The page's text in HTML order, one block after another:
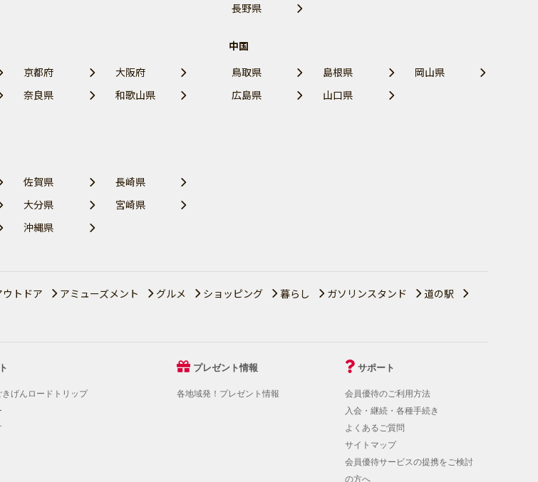
長野県
京都府
大阪府
奈良県 和歌山県
中国
鳥取県
島根県
岡山県
広島県
山口県
佐賀県
長崎県
大分県
宮崎県
沖縄県
ウトドア アミューズメント グルメ ショッピング 暮らし ガソリンスタンド
道の駅
げんロードトリップ
プレゼント情報
各地域発！プレゼント情報
サポート
会員優待のご利用方法
入会・継続・各種手続き
よくあるご質問
サイトマップ
会員優待サービスの提携をご検討
の方へ